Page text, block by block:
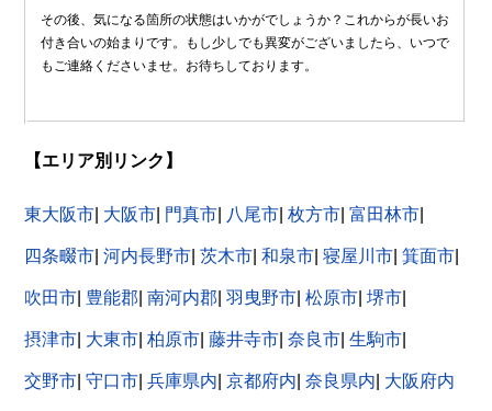
その後、気になる箇所の状態はいかがでしょうか？これからが長いお
付き合いの始まりです。もし少しでも異変がございましたら、いつで
もご連絡くださいませ。お待ちしております。
【エリア別リンク】
東大阪市 大阪市 門真市 八尾市 枚方市 富田林市
四条畷市 河内長野市 茨木市 和泉市 寝屋川市 箕面市
吹田市 豊能郡 南河内郡 羽曳野市 松原市 堺市
摂津市 大東市 柏原市 藤井寺市 奈良市 生駒市
交野市 守口市 兵庫県内 京都府内 奈良県内 大阪府内